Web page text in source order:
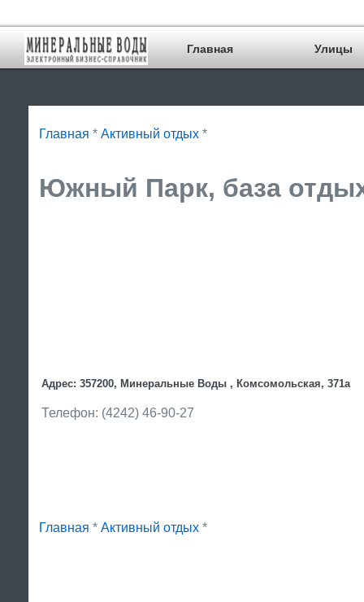
Главная Улицы
Главная * Активный отдых *
Южный Парк, база
Адрес: 357200, Минеральные Воды , Комсомольская, 371а
Телефон: (4242) 46-90-27
Главная * Активный отдых *